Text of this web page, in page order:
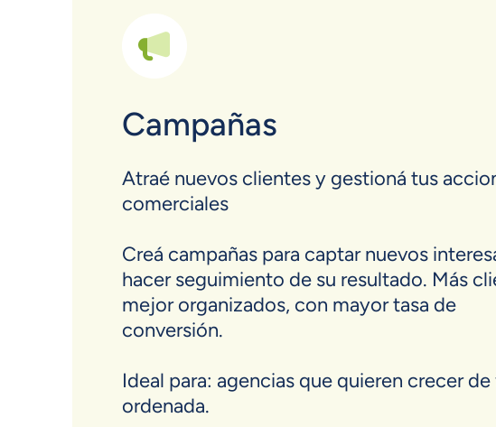
Campañas
Atraé nuevos clientes y gestioná tus
comerciales
Creá campañas para captar nuevos
hacer seguimiento de su resultado. Más
mejor organizados, con mayor tasa de
conversión.
Ideal para: agencias que quieren crecer
ordenada.